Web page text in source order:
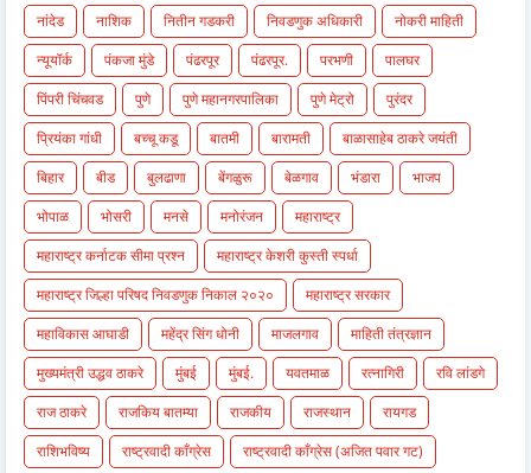
नांदेड
नाशिक नितीन गडकरी निवडणुक अधिकारी
नोकरी माहिती
न्यूयॉर्क
पंकजा मुंडे पंढरपूर पंढरपूर. परभणी
पालघर
पिंपरी चिंचवड
पुणे पुणे महानगरपालिका पुणे मेट्रो
पुरंदर
प्रियंका गांधी
बच्चू कडू बातमी बारामती
बाळासाहेब ठाकरे जयंती
बिहार
बीड बुलढाणा बेंगळुरू बेळगाव भंडारा
भाजप
भोपाळ
भोसरी मनसे मनोरंजन
महाराष्ट्र
महाराष्ट्र कर्नाटक सीमा प्रश्न
महाराष्ट्र केशरी कुस्ती स्पर्धा
महाराष्ट्र जिल्हा परिषद निवडणुक निकाल २०२०
महाराष्ट्र सरकार
महाविकास आघाडी
महेंद्र सिंग धोनी माजलगाव
माहिती तंत्रज्ञान
मुख्यमंत्री उद्धव ठाकरे
मुंबई मुंबई. यवतमाळ रत्नागिरी
रवि लांडगे
राज ठाकरे
राजकिय बातम्या राजकीय राजस्थान
रायगड
राशिभविष्य
राष्ट्रवादी काँग्रेस राष्ट्रवादी काँग्रेस (अजित पवार गट)